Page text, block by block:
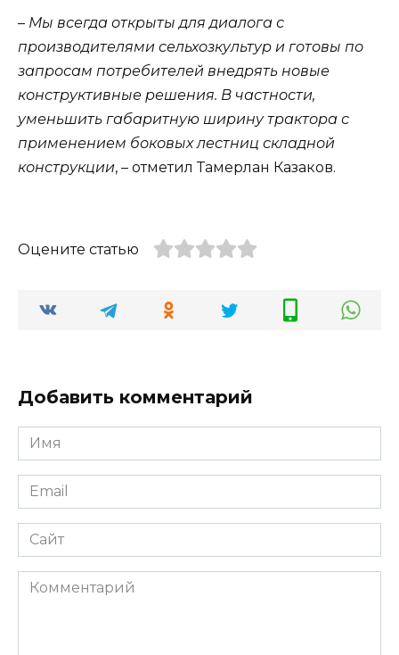
– Мы всегда открыты для диалога с
производителями сельхозкультур и готовы по
запросам потребителей внедрять новые
конструктивные решения. В частности,
уменьшить габаритную ширину трактора с
применением боковых лестниц складной
конструкции, – отметил Тамерлан Казаков.
Оцените статью
Добавить комментарий
Имя
*
Email
*
Сайт
Комментарий